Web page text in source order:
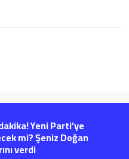
Yeni Parti’ye
mi? Şeniz Doğan
verdi